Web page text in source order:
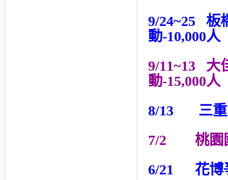
9/24~25 板
動-10,000人
9/11~13 大
動-15,000人
8/13 三重
7/2 桃園國
6/21 花博